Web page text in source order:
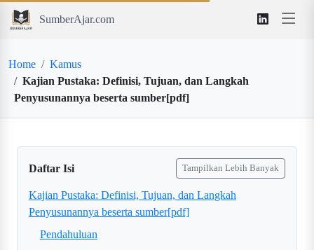
SumberAjar.com
Home
Kamus
Kajian Pustaka: Definisi, Tujuan, dan Langkah
Penyusunannya beserta sumber[pdf]
Daftar Isi Tampilkan Lebih Banyak
Kajian Pustaka: Definisi, Tujuan, dan Langkah
Penyusunannya beserta sumber[pdf]
Pendahuluan